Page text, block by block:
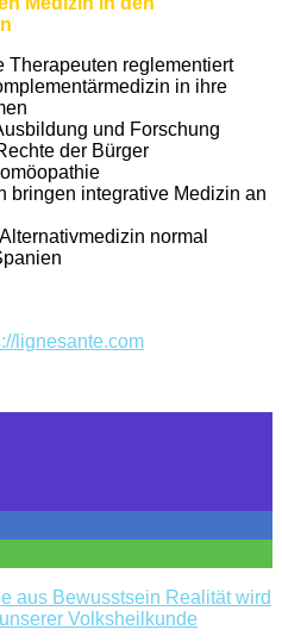
Therapeuten reglementiert
in ihre
und Forschung
der Bürger
bringen integrative Medizin an
normal
lignesante.com
aus Bewusstsein Realität wird
Volksheilkunde